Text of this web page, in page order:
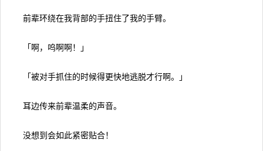
前辈环绕在我背部的手扭住了我的手臂。
「啊，呜啊啊！」
「被对手抓住的时候得更快地逃脱才行啊。」
耳边传来前辈温柔的声音。
没想到会如此紧密贴合！